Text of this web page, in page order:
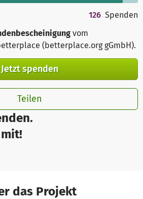
126 Spenden
vom
(betterplace.org gGmbH).
Jetzt spenden
Teilen
das Projekt